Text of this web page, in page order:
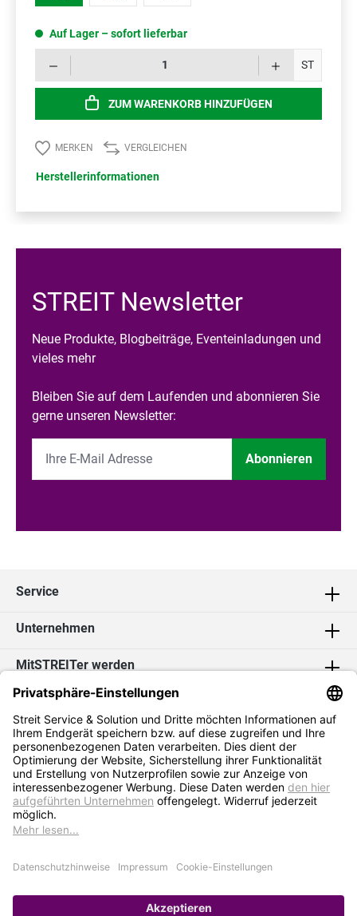
Auf Lager – sofort lieferbar
ST
ZUM WARENKORB HINZUFÜGEN
MERKEN VERGLEICHEN
Herstellerinformationen
STREIT Newsletter
Neue Produkte, Blogbeiträge, Eventeinladungen und
vieles mehr
Bleiben Sie auf dem Laufenden und abonnieren Sie
gerne unseren Newsletter:
Abonnieren
Service
Unternehmen
MitSTREITer werden
Kontakt
Social Media
* Alle Preise exkl. MwSt. zzgl.Versandkosten
Impressum